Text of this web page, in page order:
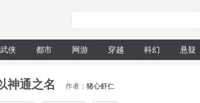
武侠 都市 网游 穿越 科幻 悬疑
神通之名 作者： 猪心虾仁